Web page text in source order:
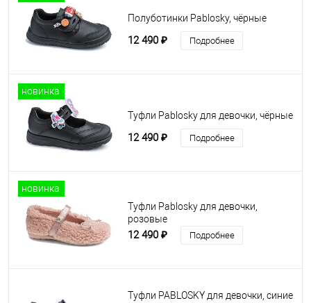
Полуботинки Pablosky, чёрные
12 490 ₽ Подробнее
новинка
Туфли Pablosky для девочки, чёрные
12 490 ₽ Подробнее
новинка
Туфли Pablosky для девочки,
розовые
12 490 ₽ Подробнее
Туфли PABLOSKY для девочки, синие